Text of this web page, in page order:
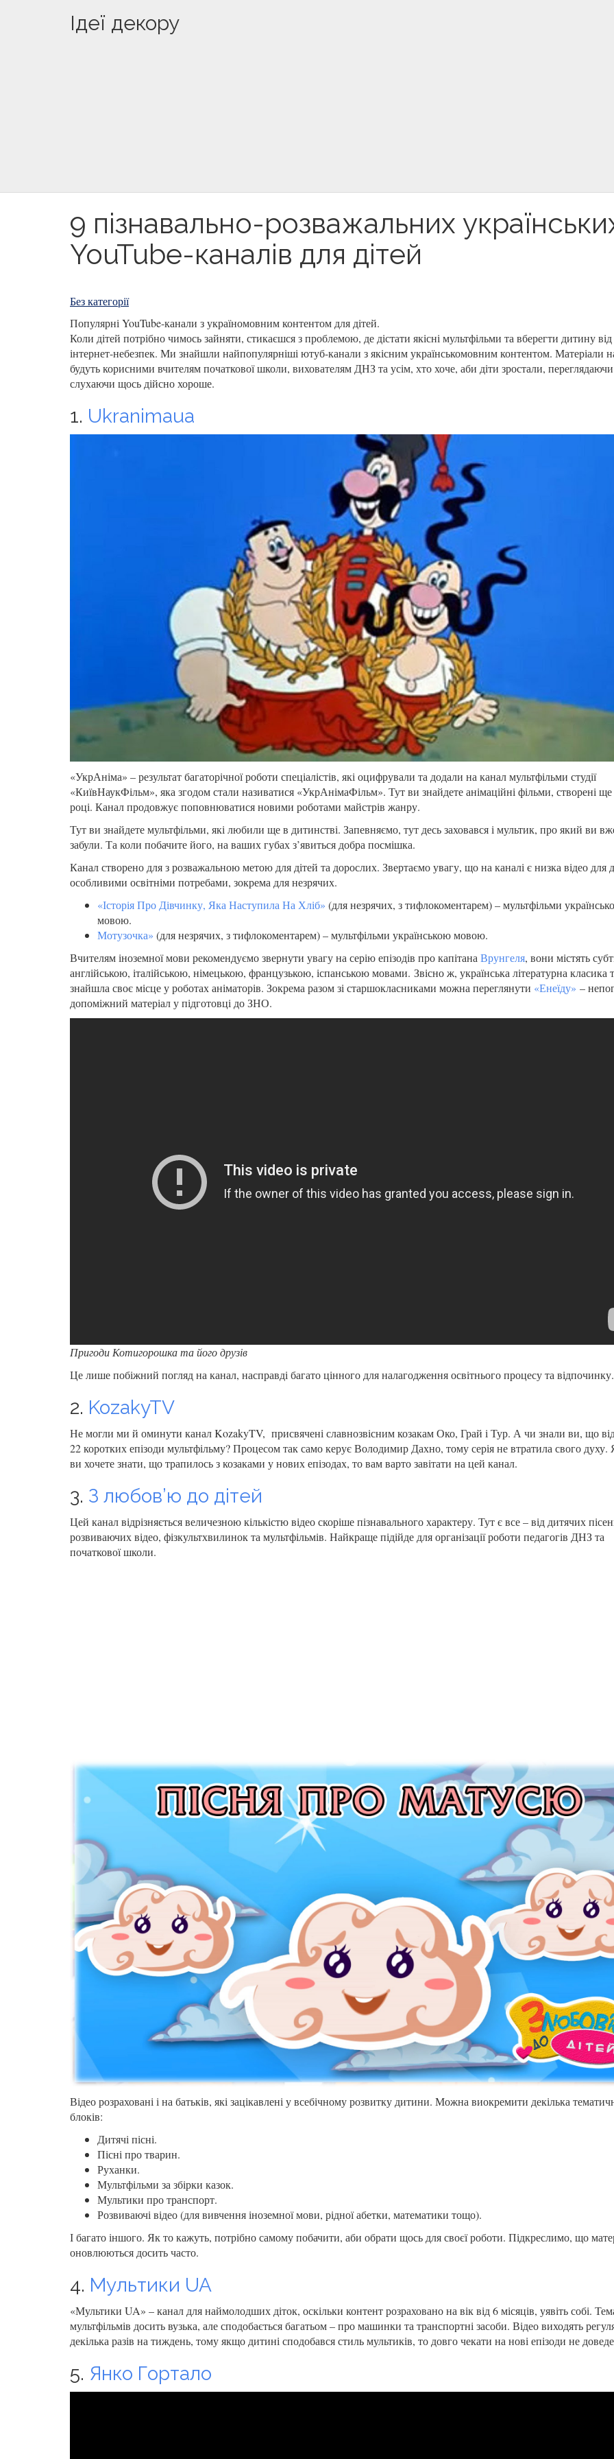
Ідеї декору
9 пізнавально-розважальних
YouTube-каналів для дітей
Без категорії
Популярні YouTube-канали з україномовним контентом для дітей.
Коли дітей потрібно чимось зайняти, стикаєшся з проблемою, де дістати якісні мультфільми та вберегти дитину від
інтернет-небезпек. Ми знайшли найпопулярніші ютуб-канали з якісним українськомовним контентом. Матеріали
будуть корисними вчителям початкової школи, вихователям ДНЗ та усім, хто хоче, аби діти зростали,
слухаючи щось дійсно хороше.
1. Ukranimaua
«УкрАніма» – результат багаторічної роботи спеціалістів, які оцифрували та додали на канал мультфільми студії
«КиївНаукФільм», яка згодом стали називатися «УкрАнімаФільм». Тут ви знайдете анімаційні фільми, створені
році. Канал продовжує поповнюватися новими роботами майстрів жанру.
Тут ви знайдете мультфільми, які любили ще в дитинстві. Запевняємо, тут десь заховався і мультик, про який ви
забули. Та коли побачите його, на ваших губах з’явиться добра посмішка.
Канал створено для з розважальною метою для дітей та дорослих. Звертаємо увагу, що на каналі є низка відео для
особливими освітніми потребами, зокрема для незрячих.
«Історія Про Дівчинку, Яка Наступила На Хліб» (для незрячих, з тифлокоментарем) – мультфільми
мовою.
Мотузочка» (для незрячих, з тифлокоментарем) – мультфільми українською мовою.
Вчителям іноземної мови рекомендуємо звернути увагу на серію епізодів про капітана Врунгеля, вони містять
англійською, італійською, німецькою, французькою, іспанською мовами. Звісно ж, українська літературна класика
знайшла своє місце у роботах аніматорів. Зокрема разом зі старшокласниками можна переглянути «Енеїду» –
допоміжний матеріал у підготовці до ЗНО.
Пригоди Котигорошка та його друзів
Це лише побіжний погляд на канал, насправді багато цінного для налагодження освітнього процесу та відпочинку.
2. KozakyTV
Не могли ми й оминути канал KozakyTV, присвячені славнозвісним козакам Око, Грай і Тур. А чи знали ви, що
22 коротких епізоди мультфільму? Процесом так само керує Володимир Дахно, тому серія не втратила свого
ви хочете знати, що трапилось з козаками у нових епізодах, то вам варто завітати на цей канал.
3. З любов’ю до дітей
Цей канал відрізняється величезною кількістю відео скоріше пізнавального характеру. Тут є все – від дитячих
розвиваючих відео, фізкультхвилинок та мультфільмів. Найкраще підійде для організації роботи педагогів ДНЗ та
початкової школи.
Відео розраховані і на батьків, які зацікавлені у всебічному розвитку дитини. Можна виокремити декілька
блоків:
Дитячі пісні.
Пісні про тварин.
Руханки.
Мультфільми за збірки казок.
Мультики про транспорт.
Розвиваючі відео (для вивчення іноземної мови, рідної абетки, математики тощо).
І багато іншого. Як то кажуть, потрібно самому побачити, аби обрати щось для своєї роботи. Підкреслимо, що
оновлюються досить часто.
4. Мультики UA
«Мультики UA» – канал для наймолодших діток, оскільки контент розраховано на вік від 6 місяців, уявіть собі.
мультфільмів досить вузька, але сподобається багатьом – про машинки та транспортні засоби. Відео виходять
декілька разів на тиждень, тому якщо дитині сподобався стиль мультиків, то довго чекати на нові епізоди не
5. Янко Гортало